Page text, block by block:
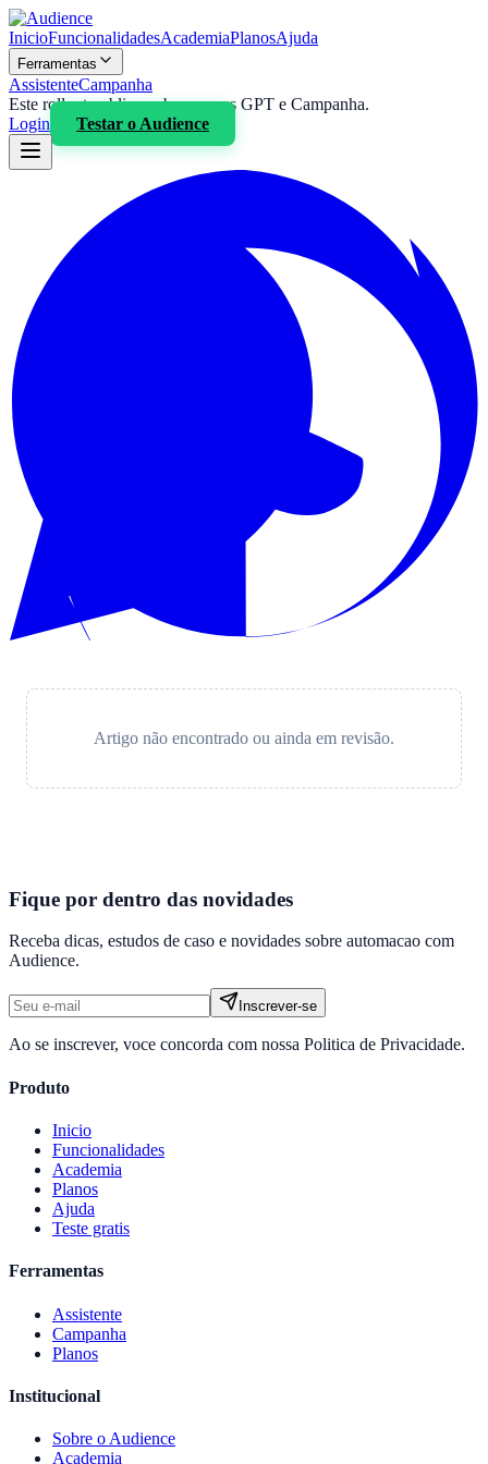
InicioFuncionalidadesAcademiaPlanosAjuda
Ferramentas
AssistenteCampanha
Este rollout publico cobre apenas GPT e Campanha.
Login
Testar o Audience
Artigo não encontrado ou ainda em revisão.
Fique por dentro das novidades
Receba dicas, estudos de caso e novidades sobre automacao com
Audience.
Inscrever-se
Ao se inscrever, voce concorda com nossa Politica de Privacidade.
Produto
Inicio
Funcionalidades
Academia
Planos
Ajuda
Teste gratis
Ferramentas
Assistente
Campanha
Planos
Institucional
Sobre o Audience
Academia